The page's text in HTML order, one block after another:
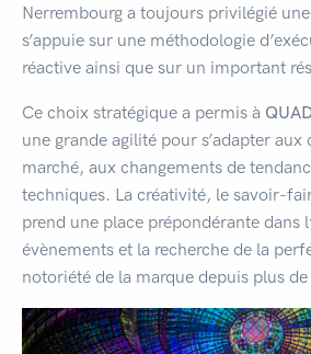
Nerrembourg a toujours privilégié
s’appuie sur une méthodologie
réactive ainsi que sur un important
Ce choix stratégique a permis à
une grande agilité pour s’adapter aux
marché, aux changements de
techniques. La créativité, le savoir-
prend une place prépondérante dans
évènements et la recherche de la
notoriété de la marque depuis plus de